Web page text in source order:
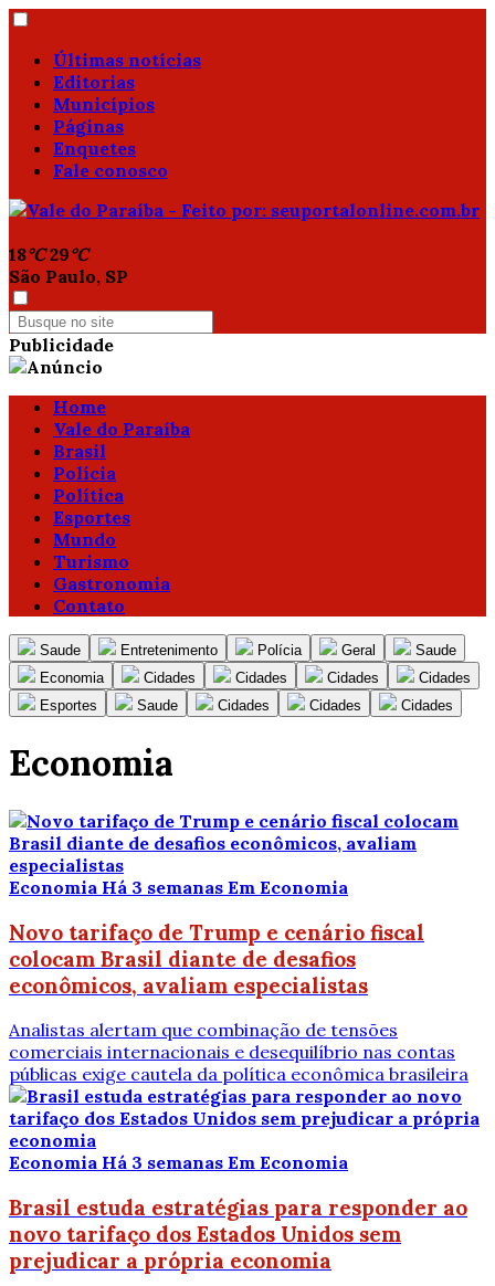
Últimas notícias
Editorias
Municípios
Páginas
Enquetes
Fale conosco
18°C 29°C
São Paulo, SP
Publicidade
Home
Vale do Paraíba
Brasil
Polícia
Política
Esportes
Mundo
Turismo
Gastronomia
Contato
Saude Entretenimento Polícia Geral
Saude
Economia
Cidades Cidades Cidades
Cidades
Esportes
Saude Cidades Cidades Cidades
Economia
Economia Há 3 semanas Em Economia
Novo tarifaço de Trump e cenário fiscal
colocam Brasil diante de desafios
econômicos, avaliam especialistas
Analistas alertam que combinação de tensões
comerciais internacionais e desequilíbrio nas contas
públicas exige cautela da política econômica brasileira
Economia Há 3 semanas Em Economia
Brasil estuda estratégias para responder ao
novo tarifaço dos Estados Unidos sem
prejudicar a própria economia